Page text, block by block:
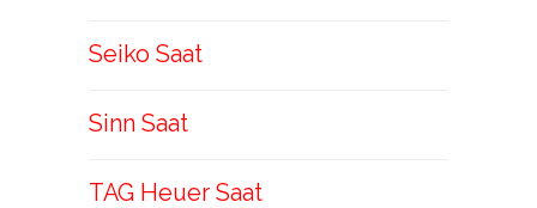
Seiko Saat
Sinn Saat
TAG Heuer Saat